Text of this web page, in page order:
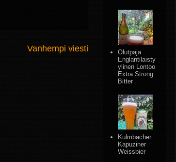
Vanhempi viesti
Olutpaja
Englantilaisty
ylinen Lontoo
Extra Strong
Bitter
Kulmbacher
Kapuziner
Weissbier